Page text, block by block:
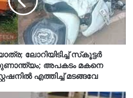
ലോറിയിടിച്ച് സ്‌കൂട്ടർ
അപകടം മകനെ
എത്തിച്ച് മടങ്ങവേ